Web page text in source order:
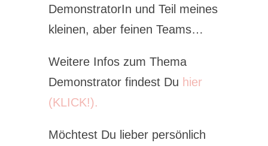
DemonstratorIn und Teil meines
kleinen, aber feinen Teams…
Weitere Infos zum Thema
Demonstrator findest Du hier
(KLICK!).
Möchtest Du lieber persönlich